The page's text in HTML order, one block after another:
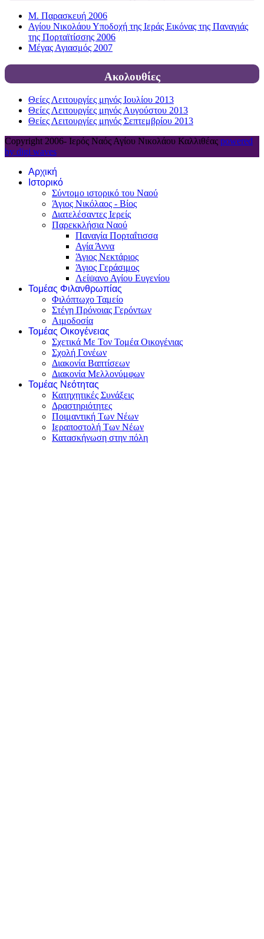
Μ. Παρασκευή 2006
Αγίου Νικολάου Υποδοχή της Ιεράς Εικόνας της Παναγιάς
της Πορταϊτίσσης 2006
Μέγας Αγιασμός 2007
Ακολουθίες
Θείες Λειτουργίες μηνός Ιουλίου 2013
Θείες Λειτουργίες μηνός Αυγούστου 2013
Θείες Λειτουργίες μηνός Σεπτεμβρίου 2013
Copyright 2006- Ιερός Ναός Αγίου Νικολάου Καλλιθέας powered
by digi waves
Αρχική
Ιστορικό
Σύντομο ιστορικό του Ναού
Άγιος Νικόλαος - Βίος
Διατελέσαντες Ιερείς
Παρεκκλήσια Ναού
Παναγία Πορταΐτισσα
Αγία Άννα
Άγιος Νεκτάριος
Άγιος Γεράσιμος
Λείψανο Αγίου Ευγενίου
Τομέας Φιλανθρωπίας
Φιλόπτωχο Ταμείο
Στέγη Πρόνοιας Γερόντων
Αιμοδοσία
Τομέας Οικογένειας
Σχετικά Με Τον Τομέα Οικογένιας
Σχολή Γονέων
Διακονία Βαπτίσεων
Διακονία Μελλονύμφων
Τομέας Νεότητας
Κατηχητικές Συνάξεις
Δραστηριότητες
Ποιμαντική Των Νέων
Ιεραποστολή Των Νέων
Κατασκήνωση στην πόλη